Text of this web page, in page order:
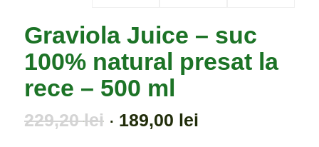
Graviola Juice – suc
100% natural presat la
rece – 500 ml
229,20lei Prețul
inițial
189,00 leiPrețul